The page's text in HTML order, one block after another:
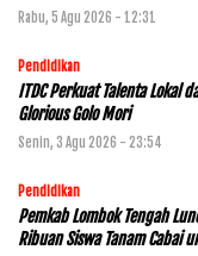
Rabu, 5 Agu 2026 - 12:31
Pendidikan
ITDC Perkuat Talenta Lokal
Glorious Golo Mori
Senin, 3 Agu 2026 - 23:54
Pendidikan
Pemkab Lombok Tengah
Ribuan Siswa Tanam Cabai